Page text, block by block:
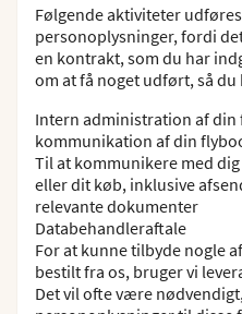
Følgende aktiviteter
personoplysninger, fordi
en kontrakt, som du har
om at få noget udført, så
Intern administration af
kommunikation af din
Til at kommunikere med
eller dit køb, inklusive
relevante dokumenter
Databehandleraftale
For at kunne tilbyde nogle
bestilt fra os, bruger vi
Det vil ofte være